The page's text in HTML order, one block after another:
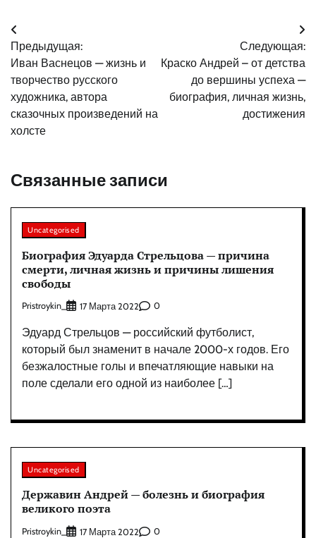
Навигация
по
записям
Предыдущая:
Иван Васнецов — жизнь и
творчество русского
художника, автора
сказочных произведений на
холсте
Следующая:
Краско Андрей – от детства
до вершины успеха —
биография, личная жизнь,
достижения
Связанные записи
Uncategorised
Биография Эдуарда Стрельцова — причина
смерти, личная жизнь и причины лишения
свободы
Pristroykin_ 17 Марта 2022 0
Эдуард Стрельцов — российский футболист,
который был знаменит в начале 2000-х годов. Его
безжалостные голы и впечатляющие навыки на
поле сделали его одной из наиболее […]
Uncategorised
Державин Андрей — болезнь и биография
великого поэта
Pristroykin_ 17 Марта 2022 0